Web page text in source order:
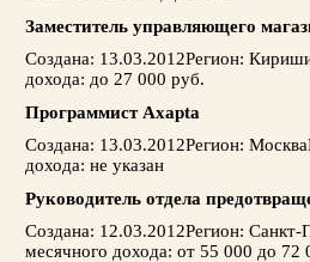
Заместитель управляющего
Создана: 13.03.2012Регион:
дохода: до 27 000 руб.
Программист Axapta
Создана: 13.03.2012Регион:
дохода: не указан
Руководитель отдела
Создана: 12.03.2012Регион:
месячного дохода: от 55 000 до 72